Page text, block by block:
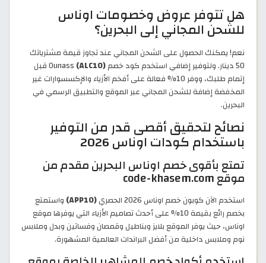
هل تتوفر عروض وخصومات اوناس
للشحن المجاني إلى البحرين؟
نعم! يمكنك الحصول على الشحن المجاني عند تجاوز قيمة مشترياتك
50 دينار. ولتوفير إضافي استخدم كود خصم Ounass
(ALC10)
قبل
إتمام طلبك، ووفر 10% فعالة على أفخم الأزياء والإكسسوارات غير
المخفضة إضافة للشحن المجاني عبر الموقع والتطبيق الرسمي في
البحرين.
نصائح لتحقيق أقصى قدر من التوفير
باستخدام كودات اوناس 2026
تمتع بأقوى خصم اوناس البحرين مقدم من
موقع code-khasem.com
استخدم الآن كوبون خصم اوناس 2026 الحصري (APP10)
واستمتع
بخصم رائع بقيمة 10% على أحدث تصاميم الأزياء التي يوفرها موقع
اوناس، حيث يوفر الموقع بلايز وبناطيل وقمصان وفساتين وبدل وملابس
نوم وملابس داخلية من أفضل البراندات العالمية المشهورة.